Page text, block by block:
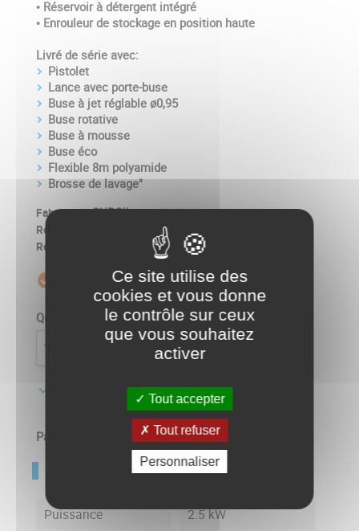
• Réservoir à détergent intégré
• Enrouleur de stockage en position haute
Livré de série avec:
Pistolet
Lance avec porte-buse
Buse à jet réglable ø0,95
Buse rotative
Buse à mousse
Buse éco
Flexible 8m polyamide
Brosse de lavage"
Fabricant :SUROIL
Ref. produit : 13.063.1201
Ref. constructeur : 13.063.1201
check_circle_outline
Livré sous 5 à 10 jours
Quantité
AJOUTER AU PANIER
 Disponible usine - Livré sous 5 à 10 jours
Partager
FICHE TECHNIQUE
Puissance 2.5 kW
Ce site utilise des
cookies et vous donne
le contrôle sur ceux
que vous souhaitez
activer
Tout accepter
Tout refuser
Personnaliser